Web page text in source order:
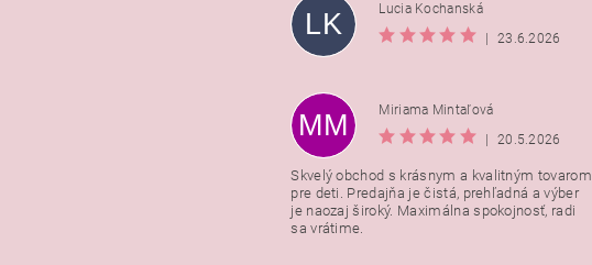
Vložením hodnotenie súhlasíte s
podmienkami ochrany osobných
LK
Lucia Kochanská
23.6.2026
MM
Miriama Mintaľová
20.5.2026
Skvelý obchod s krásnym a kvalitným tovarom
pre deti. Predajňa je čistá, prehľadná a výber
je naozaj široký. Maximálna spokojnosť, radi
sa vrátime.